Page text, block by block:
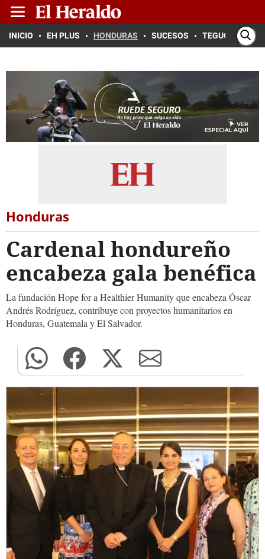
INICIO EH PLUS HONDURAS SUCESOS TEGUCIGALPA
Honduras
Cardenal hondureño
encabeza gala benéfica
La fundación Hope for a Healthier Humanity que encabeza Óscar
Andrés Rodríguez, contribuye con proyectos humanitarios en
Honduras, Guatemala y El Salvador.